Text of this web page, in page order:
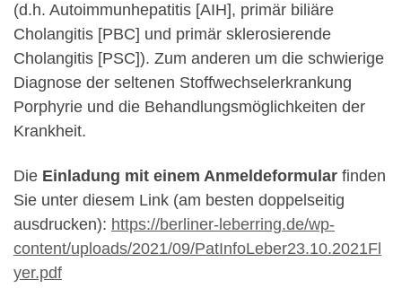
(d.h. Autoimmunhepatitis [AIH], primär biliäre
Cholangitis [PBC] und primär sklerosierende
Cholangitis [PSC]). Zum anderen um die schwierige
Diagnose der seltenen Stoffwechselerkrankung
Porphyrie und die Behandlungsmöglichkeiten der
Krankheit.
Die Einladung mit einem Anmeldeformular finden
Sie unter diesem Link (am besten doppelseitig
ausdrucken): https://berliner-leberring.de/wp-
content/uploads/2021/09/PatInfoLeber23.10.2021Fl
yer.pdf